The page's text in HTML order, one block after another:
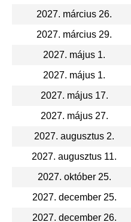
2027. március 26.
2027. március 29.
2027. május 1.
2027. május 1.
2027. május 17.
2027. május 27.
2027. augusztus 2.
2027. augusztus 11.
2027. október 25.
2027. december 25.
2027. december 26.